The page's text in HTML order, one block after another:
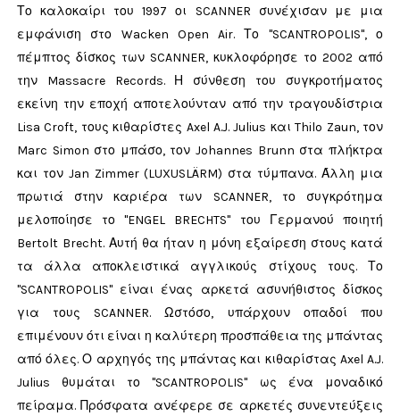
Το καλοκαίρι του 1997 οι SCANNER συνέχισαν με μια
εμφάνιση στο Wacken Open Air. Το "SCANTROPOLIS", ο
πέμπτος δίσκος των SCANNER, κυκλοφόρησε το 2002 από
την Massacre Records. Η σύνθεση του συγκροτήματος
εκείνη την εποχή αποτελούνταν από την τραγουδίστρια
Lisa Croft, τους κιθαρίστες Axel A.J. Julius και Thilo Zaun, τον
Marc Simon στο μπάσο, τον Johannes Brunn στα πλήκτρα
και τον Jan Zimmer (LUXUSLÄRM) στα τύμπανα. Άλλη μια
πρωτιά στην καριέρα των SCANNER, το συγκρότημα
μελοποίησε το "ENGEL BRECHTS" του Γερμανού ποιητή
Bertolt Brecht. Αυτή θα ήταν η μόνη εξαίρεση στους κατά
τα άλλα αποκλειστικά αγγλικούς στίχους τους. Το
"SCANTROPOLIS" είναι ένας αρκετά ασυνήθιστος δίσκος
για τους SCANNER. Ωστόσο, υπάρχουν οπαδοί που
επιμένουν ότι είναι η καλύτερη προσπάθεια της μπάντας
από όλες. Ο αρχηγός της μπάντας και κιθαρίστας Axel A.J.
Julius θυμάται το "SCANTROPOLIS" ως ένα μοναδικό
πείραμα. Πρόσφατα ανέφερε σε αρκετές συνεντεύξεις